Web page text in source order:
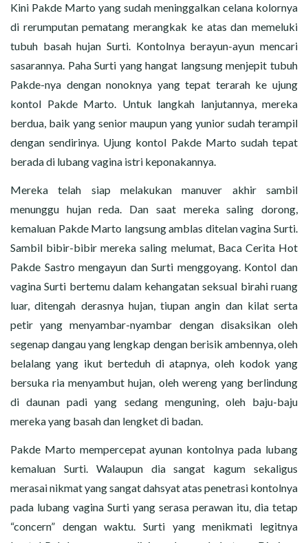
Kini Pakde Marto yang sudah meninggalkan celana kolornya
di rerumputan pematang merangkak ke atas dan memeluki
tubuh basah hujan Surti. Kontolnya berayun-ayun mencari
sasarannya. Paha Surti yang hangat langsung menjepit tubuh
Pakde-nya dengan nonoknya yang tepat terarah ke ujung
kontol Pakde Marto. Untuk langkah lanjutannya, mereka
berdua, baik yang senior maupun yang yunior sudah terampil
dengan sendirinya. Ujung kontol Pakde Marto sudah tepat
berada di lubang vagina istri keponakannya.
Mereka telah siap melakukan manuver akhir sambil
menunggu hujan reda. Dan saat mereka saling dorong,
kemaluan Pakde Marto langsung amblas ditelan vagina Surti.
Sambil bibir-bibir mereka saling melumat, Baca Cerita Hot
Pakde Sastro mengayun dan Surti menggoyang. Kontol dan
vagina Surti bertemu dalam kehangatan seksual birahi ruang
luar, ditengah derasnya hujan, tiupan angin dan kilat serta
petir yang menyambar-nyambar dengan disaksikan oleh
segenap dangau yang lengkap dengan berisik ambennya, oleh
belalang yang ikut berteduh di atapnya, oleh kodok yang
bersuka ria menyambut hujan, oleh wereng yang berlindung
di daunan padi yang sedang menguning, oleh baju-baju
mereka yang basah dan lengket di badan.
Pakde Marto mempercepat ayunan kontolnya pada lubang
kemaluan Surti. Walaupun dia sangat kagum sekaligus
merasai nikmat yang sangat dahsyat atas penetrasi kontolnya
pada lubang vagina Surti yang serasa perawan itu, dia tetap
“concern” dengan waktu. Surti yang menikmati legitnya